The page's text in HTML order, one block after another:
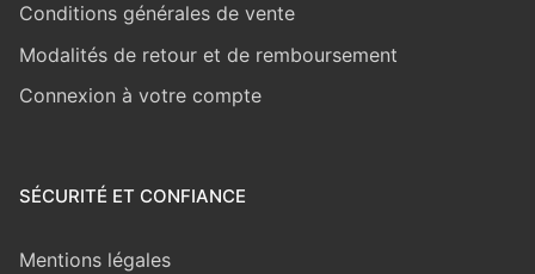
Conditions générales de vente
Modalités de retour et de remboursement
Connexion à votre compte
SÉCURITÉ ET CONFIANCE
Mentions légales